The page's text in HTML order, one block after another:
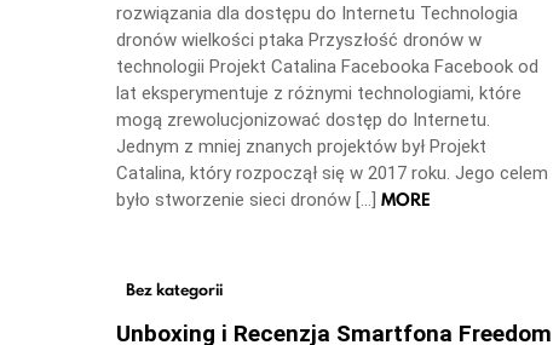
rozwiązania dla dostępu do Internetu Technologia
dronów wielkości ptaka Przyszłość dronów w
technologii Projekt Catalina Facebooka Facebook od
lat eksperymentuje z różnymi technologiami, które
mogą zrewolucjonizować dostęp do Internetu.
Jednym z mniej znanych projektów był Projekt
Catalina, który rozpoczął się w 2017 roku. Jego celem
było stworzenie sieci dronów […] MORE
Bez kategorii
Unboxing i Recenzja Smartfona Freedom